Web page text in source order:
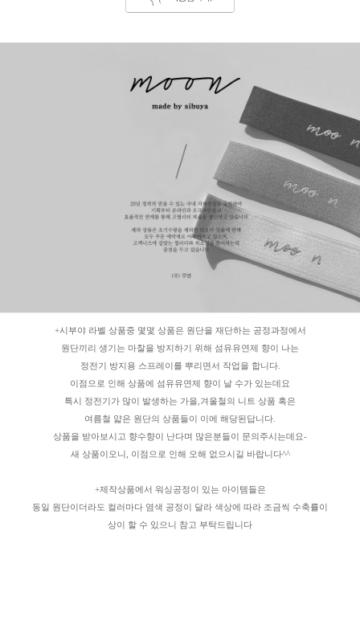
+시부야 라벨 상품중 몇몇 상품은 원단을 재단하는 공정과정에서
원단끼리 생기는 마찰을 방지하기 위해 섬유유연제 향이 나는
정전기 방지용 스프레이를 뿌리면서 작업을 합니다.
이점으로 인해 상품에 섬유유연제 향이 날 수가 있는데요
특시 정전기가 많이 발생하는 가을,겨울철의 니트 상품 혹은
여름철 얇은 원단의 상품들이 이에 해당된답니다.
상품을 받아보시고 향수향이 난다며 많은분들이 문의주시는데요-
새 상품이오니, 이점으로 인해 오해 없으시길 바랍니다^^
+제작상품에서 워싱공정이 있는 아이템들은
동일 원단이더라도 컬러마다 염색 공정이 달라 색상에 따라 조금씩 수축률이
상이 할 수 있으니 참고 부탁드립니다